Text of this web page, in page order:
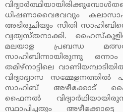
ധിഷണാവൈഭവവും
അഭിരുചിയും സീതി
വ്യത്യസ്തനാക്കി.
മലയാള പ്രബന്ധ
സാഹിബിന്നായിരുന്നു
തമിഴ്‌നാട്ടിലെ
വിദ്യാഭ്യാസ സമ്മേളനത്തില്‍
സാഹിബ് അഴീക്കോട്
ഫൈനല്‍
സ്ഥാപിച്ചതും